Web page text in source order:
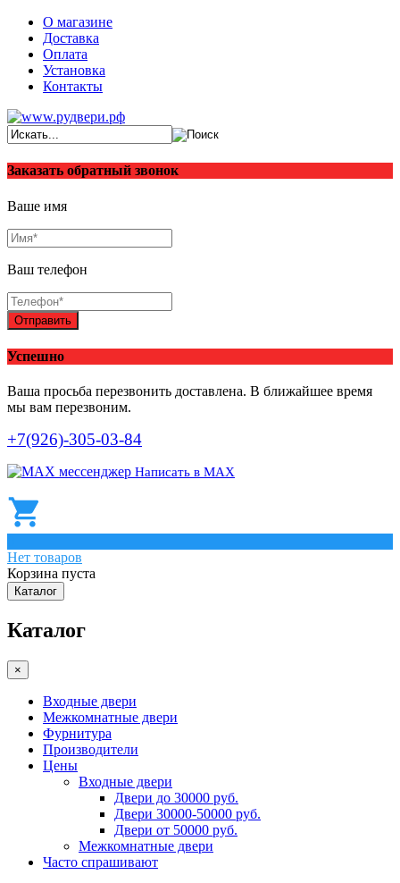
О магазине
Доставка
Оплата
Установка
Контакты
Заказать обратный звонок
Ваше имя
Ваш телефон
Отправить
Успешно
Ваша просьба перезвонить доставлена. В ближайшее время
мы вам перезвоним.
+7(926)-305-03-84
Написать в МАХ
Нет товаров
Корзина пуста
Каталог
Каталог
×
Входные двери
Межкомнатные двери
Фурнитура
Производители
Цены
Входные двери
Двери до 30000 руб.
Двери 30000-50000 руб.
Двери от 50000 руб.
Межкомнатные двери
Часто спрашивают